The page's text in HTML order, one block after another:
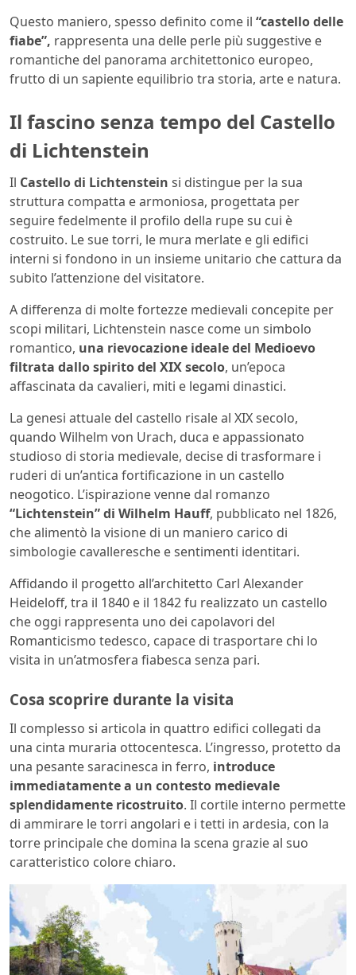
Questo maniero, spesso definito come il “castello delle
fiabe”, rappresenta una delle perle più suggestive e
romantiche del panorama architettonico europeo,
frutto di un sapiente equilibrio tra storia, arte e natura.
Il fascino senza tempo del Castello
di Lichtenstein
Il Castello di Lichtenstein si distingue per la sua
struttura compatta e armoniosa, progettata per
seguire fedelmente il profilo della rupe su cui è
costruito. Le sue torri, le mura merlate e gli edifici
interni si fondono in un insieme unitario che cattura da
subito l’attenzione del visitatore.
A differenza di molte fortezze medievali concepite per
scopi militari, Lichtenstein nasce come un simbolo
romantico, una rievocazione ideale del Medioevo
filtrata dallo spirito del XIX secolo, un’epoca
affascinata da cavalieri, miti e legami dinastici.
La genesi attuale del castello risale al XIX secolo,
quando Wilhelm von Urach, duca e appassionato
studioso di storia medievale, decise di trasformare i
ruderi di un’antica fortificazione in un castello
neogotico. L’ispirazione venne dal romanzo
“Lichtenstein” di Wilhelm Hauff, pubblicato nel 1826,
che alimentò la visione di un maniero carico di
simbologie cavalleresche e sentimenti identitari.
Affidando il progetto all’architetto Carl Alexander
Heideloff, tra il 1840 e il 1842 fu realizzato un castello
che oggi rappresenta uno dei capolavori del
Romanticismo tedesco, capace di trasportare chi lo
visita in un’atmosfera fiabesca senza pari.
Cosa scoprire durante la visita
Il complesso si articola in quattro edifici collegati da
una cinta muraria ottocentesca. L’ingresso, protetto da
una pesante saracinesca in ferro, introduce
immediatamente a un contesto medievale
splendidamente ricostruito. Il cortile interno permette
di ammirare le torri angolari e i tetti in ardesia, con la
torre principale che domina la scena grazie al suo
caratteristico colore chiaro.